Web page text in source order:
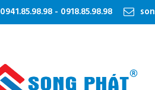
0941.85.98.98 - 0918.85.98.98